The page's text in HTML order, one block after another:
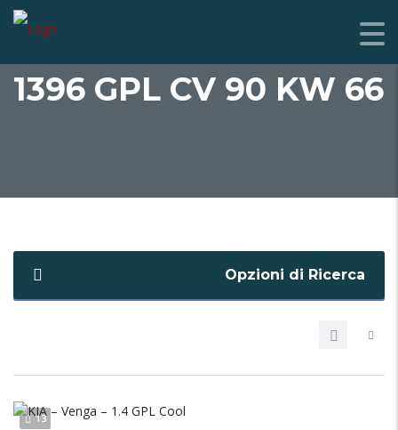
1396 GPL CV 90 KW 66
Opzioni di Ricerca
13